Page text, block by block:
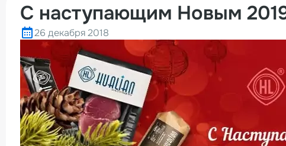
С наступающим Новым
26 декабря 2018